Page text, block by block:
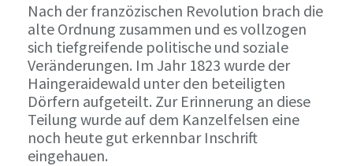
Nach der franzözischen Revolution brach die
alte Ordnung zusammen und es vollzogen
sich tiefgreifende politische und soziale
Veränderungen. Im Jahr 1823 wurde der
Haingeraidewald unter den beteiligten
Dörfern aufgeteilt. Zur Erinnerung an diese
Teilung wurde auf dem Kanzelfelsen eine
noch heute gut erkennbar Inschrift
eingehauen.